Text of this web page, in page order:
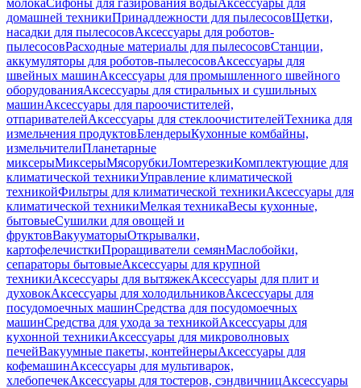
молокаСифоны для газирования водыАксессуары для
домашней техникиПринадлежности для пылесосовЩетки,
насадки для пылесосовАксессуары для роботов-
пылесосовРасходные материалы для пылесосовСтанции,
аккумуляторы для роботов-пылесосовАксессуары для
швейных машинАксессуары для промышленного швейного
оборудованияАксессуары для стиральных и сушильных
машинАксессуары для пароочистителей,
отпаривателейАксессуары для стеклоочистителейТехника для
измельчения продуктовБлендерыКухонные комбайны,
измельчителиПланетарные
миксерыМиксерыМясорубкиЛомтерезкиКомплектующие для
климатической техникиУправление климатической
техникойФильтры для климатической техникиАксессуары для
климатической техникиМелкая техникаВесы кухонные,
бытовыеСушилки для овощей и
фруктовВакууматорыОткрывалки,
картофелечисткиПроращиватели семянМаслобойки,
сепараторы бытовыеАксессуары для крупной
техникиАксессуары для вытяжекАксессуары для плит и
духовокАксессуары для холодильниковАксессуары для
посудомоечных машинСредства для посудомоечных
машинСредства для ухода за техникойАксессуары для
кухонной техникиАксессуары для микроволновых
печейВакуумные пакеты, контейнерыАксессуары для
кофемашинАксессуары для мультиварок,
хлебопечекАксессуары для тостеров, сэндвичницАксессуары